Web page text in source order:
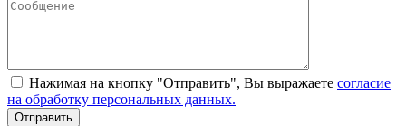
Нажимая на кнопку "Отправить", Вы выражаете согласие
на обработку персональных данных.